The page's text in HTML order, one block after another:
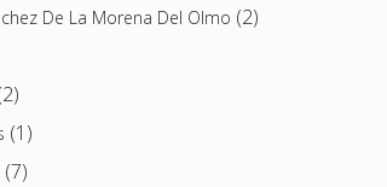
De La Morena Del Olmo (2)
(1)
(7)